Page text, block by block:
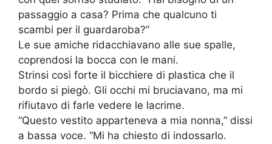
passaggio a casa? Prima che qualcuno ti
scambi per il guardaroba?”
Le sue amiche ridacchiavano alle sue spalle,
coprendosi la bocca con le mani.
Strinsi così forte il bicchiere di plastica che il
bordo si piegò. Gli occhi mi bruciavano, ma mi
rifiutavo di farle vedere le lacrime.
“Questo vestito apparteneva a mia nonna,” dissi
a bassa voce. “Mi ha chiesto di indossarlo.